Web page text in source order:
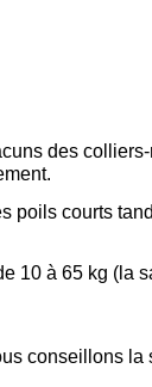
des
poils courts
10 à 65 kg (la
conseillons